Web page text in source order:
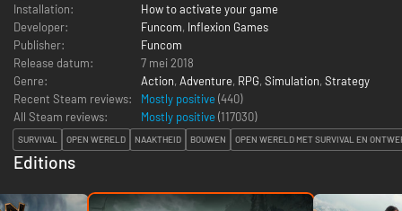
Installation:
How to activate your game
Developer:
Funcom, Inflexion Games
Publisher:
Funcom
Release datum:
7 mei 2018
Genre:
Action, Adventure, RPG, Simulation, Strategy
Recent Steam reviews:
Mostly positive (440)
All Steam reviews:
Mostly positive (117030)
SURVIVAL OPEN WERELD NAAKTHEID BOUWEN OPEN WERELD MET SURVIVAL EN
Editions